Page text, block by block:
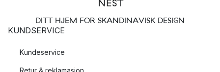
DITT HJEM FOR SKANDINAVISK DESIGN
KUNDSERVICE
Kundeservice
Retur & reklamasjon